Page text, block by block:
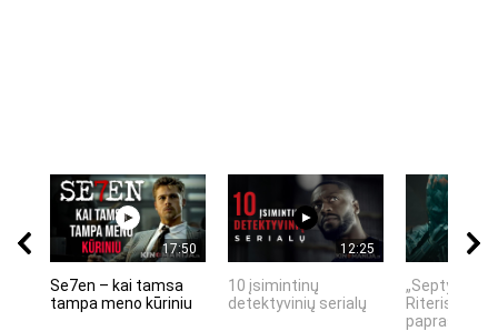
17:50
Se7en – kai tamsa
tampa meno kūriniu
12:25
10 įsimintinų
detektyvinių serialų
„Septynių
Riteris" – kai